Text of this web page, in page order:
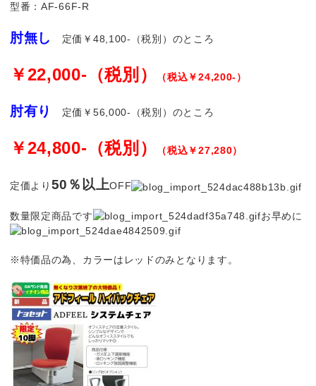
型番：AF-66F-R
肘無し 定価￥48,100-（税別）のところ
￥22,000-（税別） （税込￥24,200-）
肘有り 定価￥56,000-（税別）のところ
￥24,800-（税別） （税込￥27,280）
定価より 50％以上OFF
数量限定商品です お早めに
※特価品の為、カラーはレッドのみとなります。